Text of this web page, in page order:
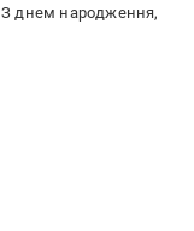
З днем народження